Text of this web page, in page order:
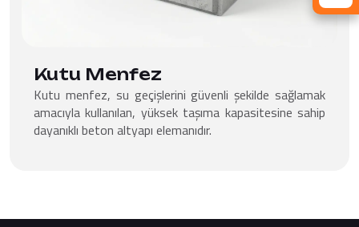
Kutu Menfez
Kutu menfez, su geçişlerini güvenli şekilde sağlamak
amacıyla kullanılan, yüksek taşıma kapasitesine sahip
dayanıklı beton altyapı elemanıdır.